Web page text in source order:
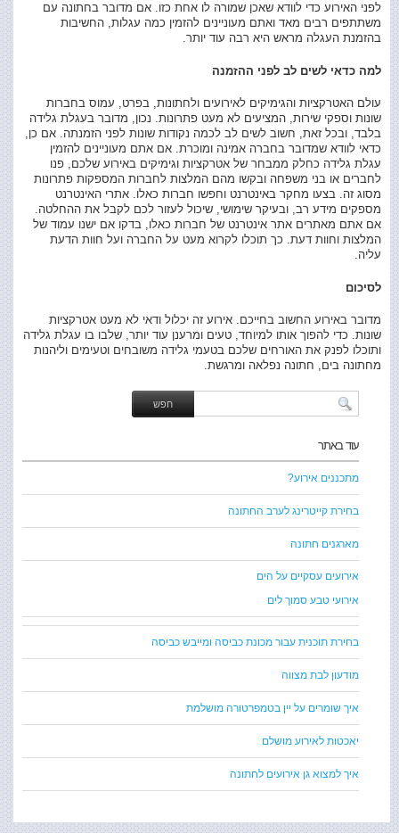
לפני האירוע כדי לוודא שאכן שמורה לו אחת כזו. אם מדובר בחתונה עם
משתתפים רבים מאד ואתם מעוניינים להזמין כמה עגלות, החשיבות
בהזמנת העגלה מראש היא רבה עוד יותר.
למה כדאי לשים לב לפני ההזמנה
עולם האטרקציות והגימיקים לאירועים ולחתונות, בפרט, עמוס בחברות
שונות וספקי שירות, המציעים לא מעט פתרונות. נכון, מדובר בעגלת גלידה
בלבד, ובכל זאת, חשוב לשים לב לכמה נקודות שונות לפני הזמנתה. אם כן,
כדאי לוודא שמדובר בחברה אמינה ומוכרת. אם אתם מעוניינים להזמין
עגלת גלידה כחלק ממבחר של אטרקציות וגימיקים באירוע שלכם, פנו
לחברים או בני משפחה ובקשו מהם המלצות לחברות המספקות פתרונות
מסוג זה. בצעו מחקר באינטרנט וחפשו חברות כאלו. אתרי האינטרנט
מספקים מידע רב, ובעיקר שימושי, שיכול לעזור לכם לקבל את ההחלטה.
אם אתם מאתרים אתר אינטרנט של חברות כאלו, בדקו אם ישנו עמוד של
המלצות וחוות דעת. כך תוכלו לקרוא מעט על החברה ועל חוות הדעת
עליה.
לסיכום
מדובר באירוע החשוב בחייכם. אירוע זה יכלול ודאי לא מעט אטרקציות
שונות. כדי להפוך אותו למיוחד, טעים ומרענן עוד יותר, שלבו בו עגלת גלידה
ותוכלו לפנק את האורחים שלכם בטעמי גלידה משובחים וטעימים וליהנות
מחתונה בים, חתונה נפלאה ומרגשת.
עוד באתר
מתכננים אירוע?
בחירת קייטרינג לערב החתונה
מארגנים חתונה
אירועים עסקיים על הים
אירועי טבע סמוך לים
בחירת תוכנית עבור מכונת כביסה ומייבש כביסה
מודעון לבת מצווה
איך שומרים על יין בטמפרטורה מושלמת
יאכטות לאירוע מושלם
איך למצוא גן אירועים לחתונה